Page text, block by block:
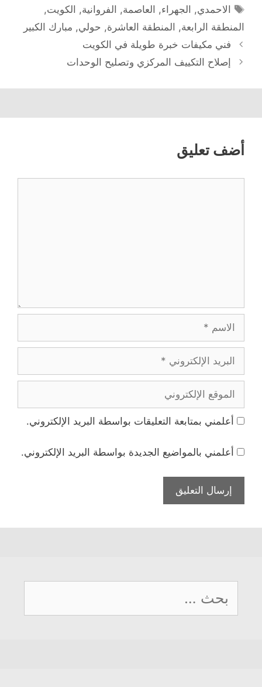
الوسوم
الاحمدي, الجهراء, العاصمة, الفروانية, الكويت,
المنطقة الرابعة, المنطقة العاشرة, حولي, مبارك الكبير
فني مكيفات خبرة طويلة في الكويت
إصلاح التكييف المركزي وتصليح الوحدات
أضف تعليق
الإلكتروني
الإلكتروني
أعلمني بمتابعة التعليقات بواسطة البريد الإلكتروني.
أعلمني بالمواضيع الجديدة بواسطة البريد الإلكتروني.
عن: